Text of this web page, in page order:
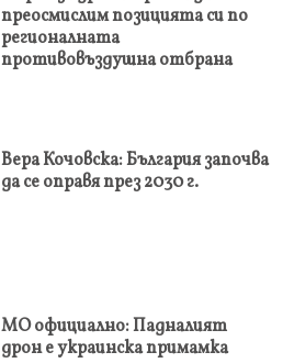
преосмислим позицията си по
регионалната
противовъздушна отбрана
Вера Кочовска: България започва
да се оправя през 2030 г.
МО официално: Падналият
дрон е украинска примамка